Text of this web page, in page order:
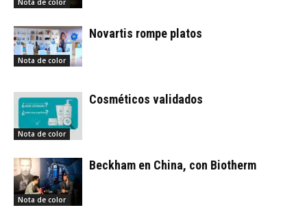
Nota de color
Nota de color
Novartis rompe platos
Nota de color
Cosméticos validados
Nota de color
Beckham en China, con Biotherm